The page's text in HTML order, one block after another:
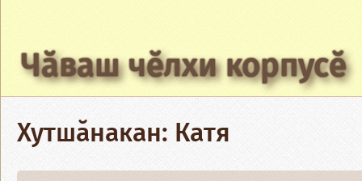
Чӑваш чӗлхи корпусӗ
Хутшӑнакан: Катя